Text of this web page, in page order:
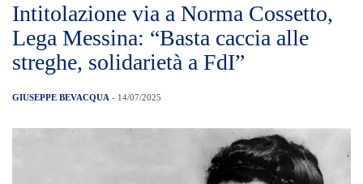
Intitolazione via a Norma Cossetto,
Lega Messina: “Basta caccia alle
streghe, solidarietà a FdI”
GIUSEPPE BEVACQUA - 14/07/2025